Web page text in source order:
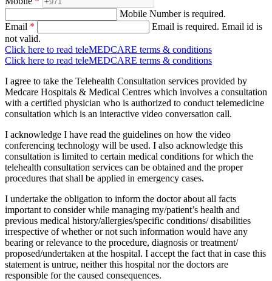
Mobile Number is required.
Email * Email is required. Email id is
not valid.
Click here to read teleMEDCARE terms & conditions
Click here to read teleMEDCARE terms & conditions
I agree to take the Telehealth Consultation services provided by
Medcare Hospitals & Medical Centres which involves a consultation
with a certified physician who is authorized to conduct telemedicine
consultation which is an interactive video conversation call.
I acknowledge I have read the guidelines on how the video
conferencing technology will be used. I also acknowledge this
consultation is limited to certain medical conditions for which the
telehealth consultation services can be obtained and the proper
procedures that shall be applied in emergency cases.
I undertake the obligation to inform the doctor about all facts
important to consider while managing my/patient’s health and
previous medical history/allergies/specific conditions/ disabilities
irrespective of whether or not such information would have any
bearing or relevance to the procedure, diagnosis or treatment/
proposed/undertaken at the hospital. I accept the fact that in case this
statement is untrue, neither this hospital nor the doctors are
responsible for the caused consequences.